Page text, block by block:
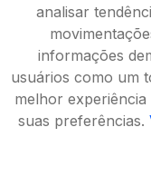
analisar
informações
usuários como um
melhor
suas preferências.